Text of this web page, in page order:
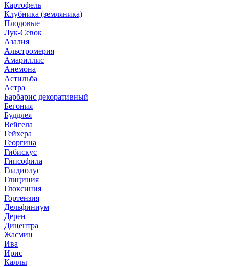
Картофель
Клубника (земляника)
Плодовые
Лук-Севок
Азалия
Альстромерия
Амариллис
Анемона
Астильба
Астра
Барбарис декоративный
Бегония
Буддлея
Вейгела
Гейхера
Георгина
Гибискус
Гипсофила
Гладиолус
Глициния
Глоксиния
Гортензия
Дельфиниум
Дерен
Дицентра
Жасмин
Ива
Ирис
Каллы